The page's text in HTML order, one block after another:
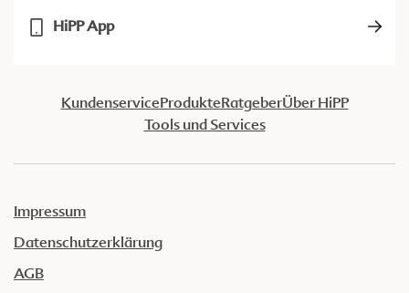
HiPP App
KundenserviceProdukteRatgeberÜber HiPP
Tools und Services
Impressum
Datenschutzerklärung
AGB